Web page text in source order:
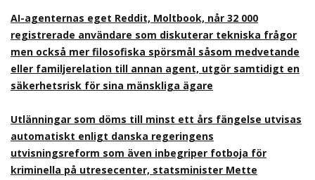
AI-agenternas eget Reddit, Moltbook, når 32 000
registrerade användare som diskuterar tekniska frågor
men också mer filosofiska spörsmål såsom medvetande
eller familjerelation till annan agent, utgör samtidigt en
säkerhetsrisk för sina mänskliga ägare
Utlänningar som döms till minst ett års fängelse utvisas
automatiskt enligt danska regeringens
utvisningsreform som även inbegriper fotboja för
kriminella på utresecenter, statsminister Mette